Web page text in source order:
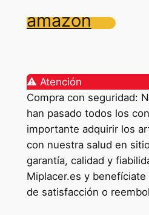
amazon
⚠️ Atención
Compra con seguridad:
han pasado todos los
importante adquirir los
con nuestra salud en
garantía, calidad y
Miplacer.es y
de satisfacción o